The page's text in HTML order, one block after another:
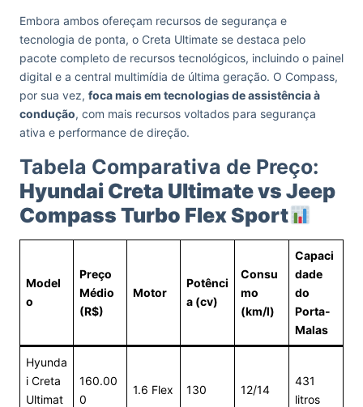
Embora ambos ofereçam recursos de segurança e
tecnologia de ponta, o Creta Ultimate se destaca pelo
pacote completo de recursos tecnológicos, incluindo o painel
digital e a central multimídia de última geração. O Compass,
por sua vez, foca mais em tecnologias de assistência à
condução, com mais recursos voltados para segurança
ativa e performance de direção.
Tabela Comparativa de Preço:
Hyundai Creta Ultimate vs Jeep
Compass Turbo Flex Sport
Model
o
Preço
Médio
(R$)
Motor
Potênci
a (cv)
Consu
mo
(km/l)
Capaci
dade
do
Porta-
Malas
Hyunda
i Creta
Ultimat
160.00
0
1.6 Flex 130 12/14
431
litros